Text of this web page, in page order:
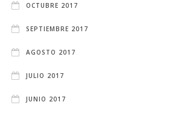
OCTUBRE 2017
SEPTIEMBRE 2017
AGOSTO 2017
JULIO 2017
JUNIO 2017